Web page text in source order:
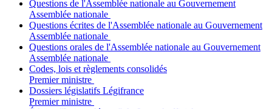
Questions de l'Assemblée nationale au Gouvernement
Assemblée nationale
Questions écrites de l'Assemblée nationale au Gouvernement
Assemblée nationale
Questions orales de l'Assemblée nationale au Gouvernement
Assemblée nationale
Codes, lois et règlements consolidés
Premier ministre
Dossiers législatifs Légifrance
Premier ministre